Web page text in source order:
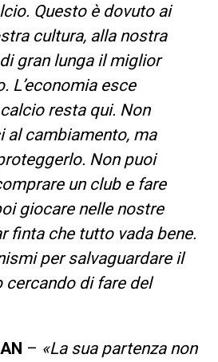
Questo è dovuto ai
cultura, alla nostra
gran lunga il miglior
L’economia esce
resta qui. Non
al cambiamento, ma
Non puoi
un club e fare
giocare nelle nostre
finta che tutto vada bene.
per salvaguardare il
di fare del
– «La sua partenza non